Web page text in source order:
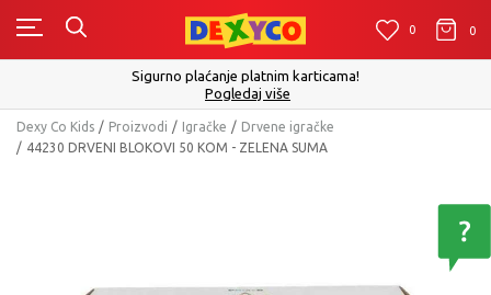
0 0
platnim karticama!
Click&Collect - Platite
Dexy Co Kids Proizvodi Igračke
Drvene igračke
44230 DRVENI BLOKOVI 50 KOM - ZELENA SUMA